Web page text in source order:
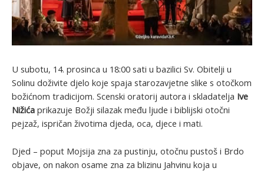
U subotu, 14. prosinca u 18:00 sati u bazilici Sv. Obitelji u
Solinu doživite djelo koje spaja starozavjetne slike s otočkom
božićnom tradicijom. Scenski oratorij autora i skladatelja Ive
Nižića prikazuje Božji silazak među ljude i biblijski otočni
pejzaž, ispričan životima djeda, oca, djece i mati.
Djed – poput Mojsija zna za pustinju, otočnu pustoš i Brdo
objave, on nakon osame zna za blizinu Jahvinu koja u